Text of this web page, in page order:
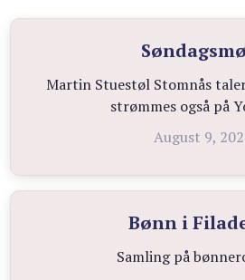
Martin Stuestøl Stomnås
strømmes også på
August 9,
Bønn i
Samling på